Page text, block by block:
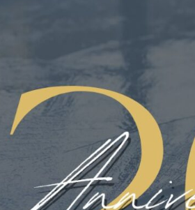
minimal, sofisticato ed elegante,
a base di resine epossidiche in
intravedendo leggere spatolate. Per
per arricchire l’area esterna delle
in cui verrà posizionato, un
a vista di pregio per pavimentazioni
il supporto sottostante. Per maggiori